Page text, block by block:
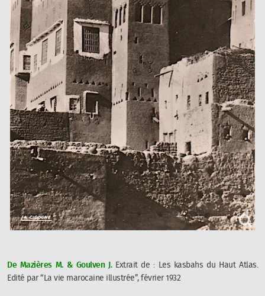
De Mazières M. & Goulven J.Extrait de : Les kasbahs du Haut Atlas.
Edité par “La vie marocaine illustrée”, février 1932